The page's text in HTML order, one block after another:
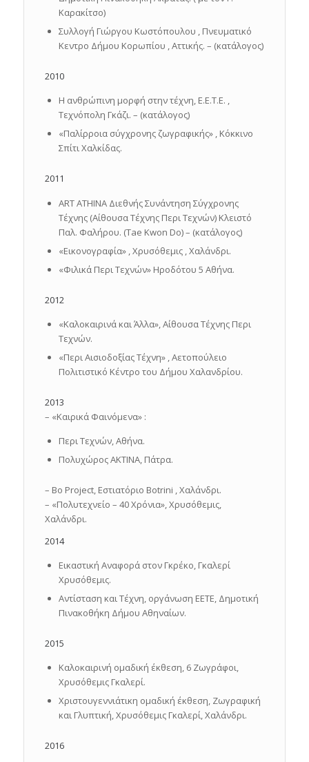
Καρακίτσο)
Συλλογή Γιώργου Κωστόπουλου , Πνευματικό
Κεντρο Δήμου Κορωπίου , Αττικής. – (κατάλογος)
2010
Η ανθρώπινη μορφή στην τέχνη, Ε.Ε.Τ.Ε. ,
Τεχνόπολη Γκάζι. – (κατάλογος)
«Παλίρρoια σύγχρονης ζωγραφικής» , Κόκκινο
Σπίτι Χαλκίδας.
2011
ART ATHINA Διεθνής Συνάντηση Σύγχρονης
Τέχνης (Αίθουσα Τέχνης Περι Τεχνών) Κλειστό
Παλ. Φαλήρου. (Tae Kwon Do) – (κατάλογος)
«Εικονογραφία» , Χρυσόθεμις , Χαλάνδρι.
«Φιλικά Περι Τεχνών» Ηροδότου 5 Αθήνα.
2012
«Καλοκαιρινά και Άλλα», Αίθουσα Τέχνης Περι
Τεχνών.
«Περι Αισιοδοξίας Τέχνη» , Αετοπούλειο
Πολιτιστικό Κέντρο του Δήμου Χαλανδρίου.
2013
– «Καιρικά Φαινόμενα» :
Περι Τεχνών, Αθήνα.
Πολυχώρος ΑΚΤΙΝΑ, Πάτρα.
– Bo Project, Εστιατόριο Botrini , Χαλάνδρι.
– «Πολυτεχνείο – 40 Χρόνια», Χρυσόθεμις,
Χαλάνδρι.
2014
Εικαστική Αναφορά στον Γκρέκο, Γκαλερί
Χρυσόθεμις.
Αντίσταση και Τέχνη, oργάνωση ΕΕΤΕ, Δημοτική
Πινακοθήκη Δήμου Αθηναίων.
2015
Καλοκαιρινή ομαδική έκθεση, 6 Ζωγράφοι,
Χρυσόθεμις Γκαλερί.
Χριστουγεννιάτικη ομαδική έκθεση, Ζωγραφική
και Γλυπτική, Χρυσόθεμις Γκαλερί, Χαλάνδρι.
2016